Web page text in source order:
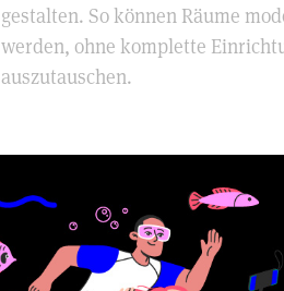
gestalten. So können Räume
werden, ohne komplette
auszutauschen.